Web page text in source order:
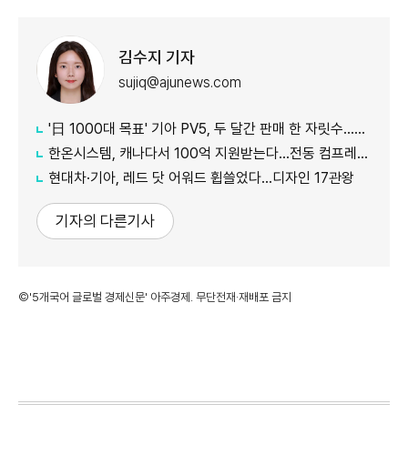
김수지 기자
sujiq@ajunews.com
'日 1000대 목표' 기아 PV5, 두 달간 판매 한 자릿수…초기 안착 시험대
한온시스템, 캐나다서 100억 지원받는다…전동 컴프레서 생산↑
현대차·기아, 레드 닷 어워드 휩쓸었다…디자인 17관왕
기자의 다른기사
©'5개국어 글로벌 경제신문' 아주경제. 무단전재·재배포 금지